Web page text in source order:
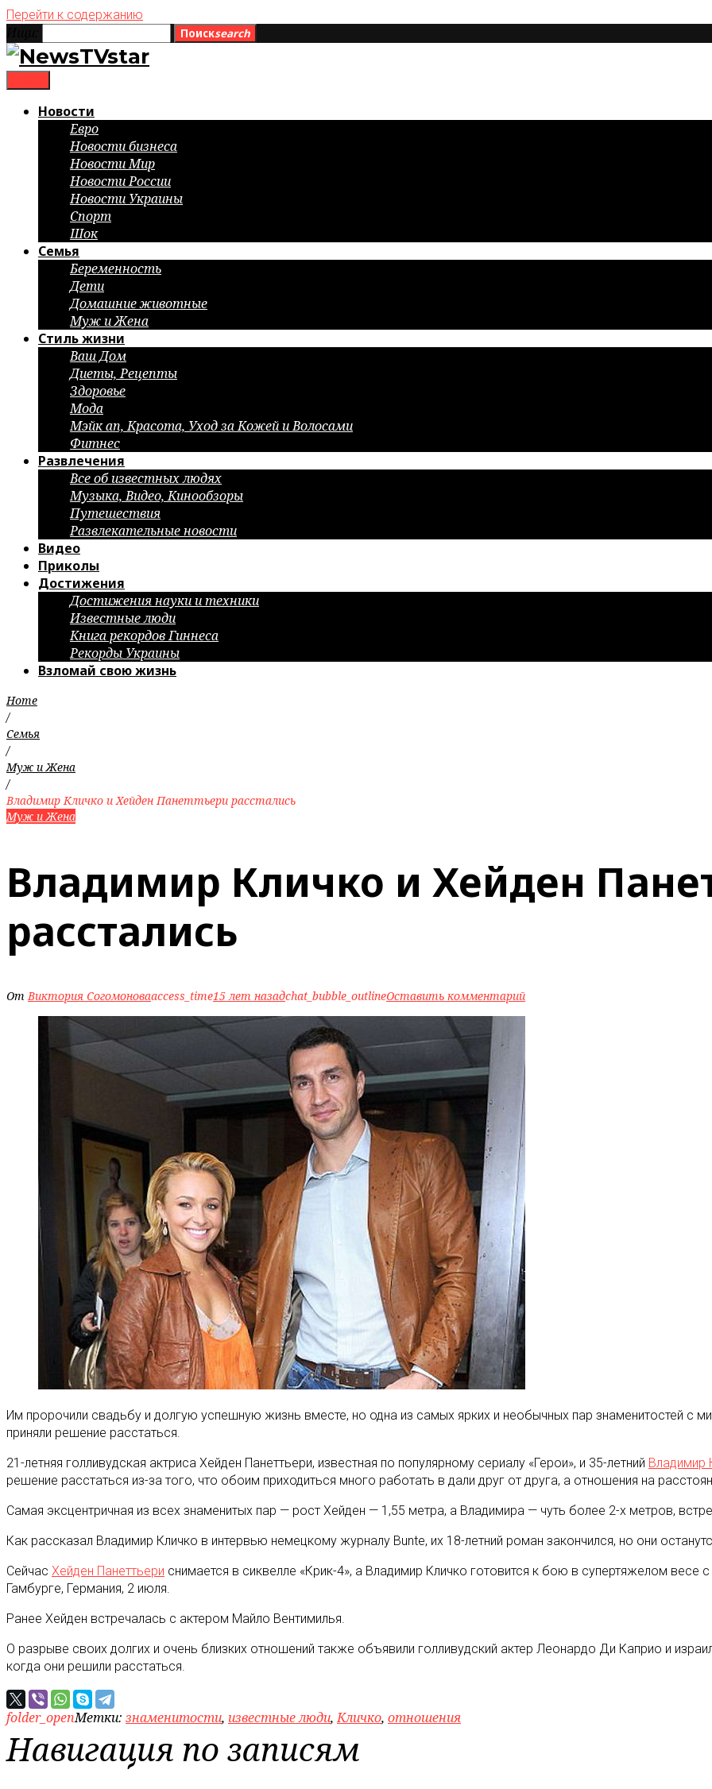
Перейти к содержанию
Поискsearch
Новости
Евро
Новости бизнеса
Новости Мир
Новости России
Новости Украины
Спорт
Шок
Семья
Беременность
Дети
Домашние животные
Муж и Жена
Стиль жизни
Ваш Дом
Диеты, Рецепты
Здоровье
Мода
Мэйк ап, Красота, Уход за Кожей и Волосами
Фитнес
Развлечения
Все об известных людях
Музыка, Видео, Кинообзоры
Путешествия
Развлекательные новости
Видео
Приколы
Достижения
Достижения науки и техники
Известные люди
Книга рекордов Гиннеса
Рекорды Украины
Взломай свою жизнь
Home
/
Семья
/
Муж и Жена
/
Владимир Кличко и Хейден Панеттьери расстались
Муж и Жена
Владимир Кличко и Хейден
расстались
ОтВиктория Согомоноваaccess_time15 лет назадchat_bubble_outlineОставить комментарий
Им пророчили свадьбу и долгую успешную жизнь вместе, но одна из самых ярких и необычных пар знаменитостей с
приняли решение расстаться.
21-летняя голливудская актриса Хейден Панеттьери, известная по популярному сериалу «Герои», и 35-летний Владимир
решение расстаться из-за того, что обоим приходиться много работать в дали друг от друга, а отношения на
Самая эксцентричная из всех знаменитых пар — рост Хейден — 1,55 метра, а Владимира — чуть более 2-х метров,
Как рассказал Владимир Кличко в интервью немецкому журналу Bunte, их 18-летний роман закончился, но они
Сейчас Хейден Панеттьери снимается в сиквелле «Крик-4», а Владимир Кличко готовится к бою в супертяжелом
Гамбурге, Германия, 2 июля.
Ранее Хейден встречалась с актером Майло Вентимилья.
О разрыве своих долгих и очень близких отношений также объявили голливудский актер Леонардо Ди Каприо и
когда они решили расстаться.
folder_openМетки: знаменитости, известные люди,Кличко, отношения
Навигация по записям